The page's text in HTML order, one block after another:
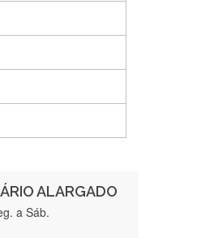
ALARGADO
a Sáb.